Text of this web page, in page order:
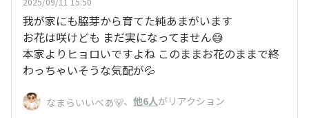
我が家にも脇芽から育てた純あまがいます
お花は咲けども まだ実になってません😅
本家よりヒョロいですよね このままお花のままで終
わっちゃいそうな気配が💦
なまらいいべあ🐻、 他6人がリアクション